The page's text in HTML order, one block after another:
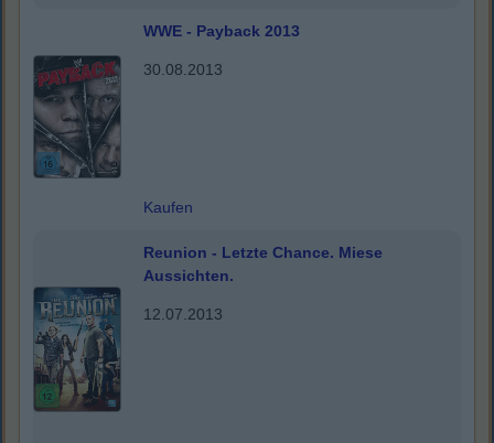
WWE - Payback 2013
30.08.2013
Kaufen
Reunion - Letzte Chance. Miese
Aussichten.
12.07.2013